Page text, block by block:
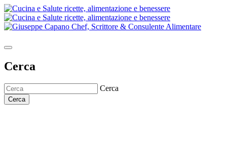
Cerca
Cerca
Cerca